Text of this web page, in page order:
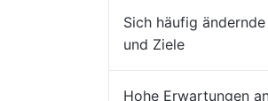
Sich häufig ändernde
und Ziele
Hohe Erwartungen